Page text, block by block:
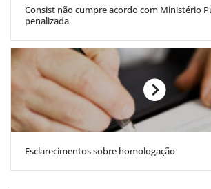
Consist não cumpre acordo com Ministério
penalizada
Esclarecimentos sobre homologação